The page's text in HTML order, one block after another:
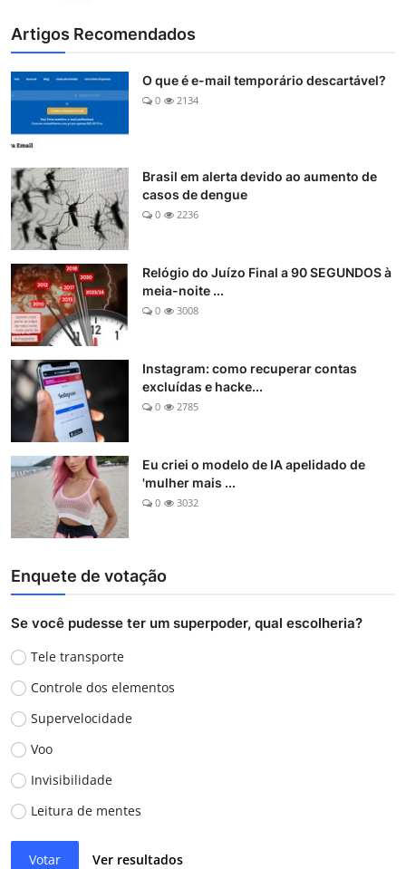
Artigos Recomendados
O que é e-mail temporário descartável?
0 2134
Brasil em alerta devido ao aumento de
casos de dengue
0 2236
Relógio do Juízo Final a 90 SEGUNDOS à
meia-noite ...
0 3008
Instagram: como recuperar contas
excluídas e hacke...
0 2785
Eu criei o modelo de IA apelidado de
'mulher mais ...
0 3032
Enquete de votação
Se você pudesse ter um superpoder, qual escolheria?
Tele transporte
Controle dos elementos
Supervelocidade
Voo
Invisibilidade
Leitura de mentes
Votar Ver resultados